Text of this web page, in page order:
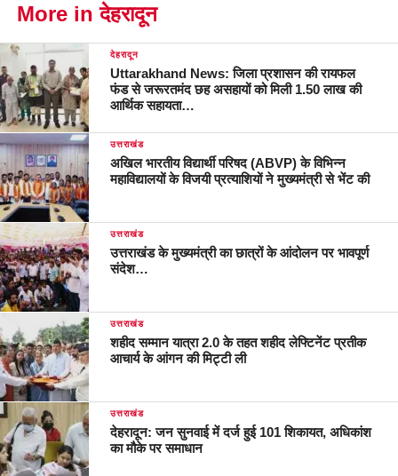
More in देहरादून
देहरादून
Uttarakhand News: जिला प्रशासन की रायफल
फंड से जरूरतमंद छह असहायों को मिली 1.50 लाख की
आर्थिक सहायता…
उत्तराखंड
अखिल भारतीय विद्यार्थी परिषद (ABVP) के विभिन्न
महाविद्यालयों के विजयी प्रत्याशियों ने मुख्यमंत्री से भेंट की
उत्तराखंड
उत्तराखंड के मुख्यमंत्री का छात्रों के आंदोलन पर भावपूर्ण
संदेश…
उत्तराखंड
शहीद सम्मान यात्रा 2.0 के तहत शहीद लेफ्टिनेंट प्रतीक
आचार्य के आंगन की मिट्टी ली
उत्तराखंड
देहरादून: जन सुनवाई में दर्ज हुई 101 शिकायत, अधिकांश
का मौके पर समाधान